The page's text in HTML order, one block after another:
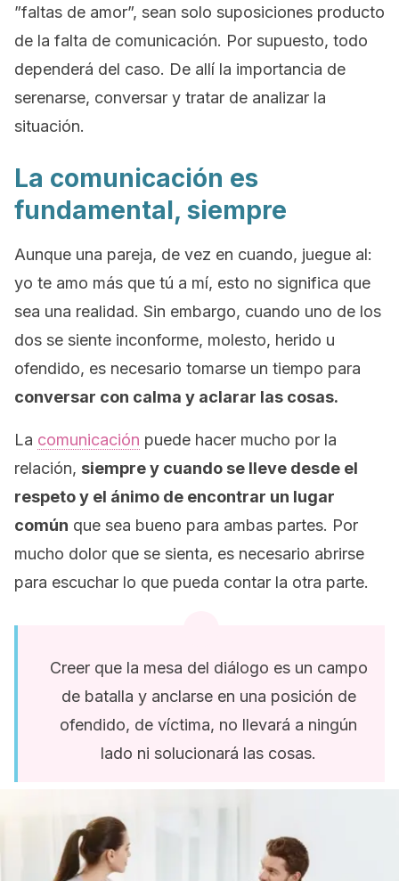
”faltas de amor”, sean solo suposiciones producto
de la falta de comunicación. Por supuesto, todo
dependerá del caso. De allí la importancia de
serenarse, conversar y tratar de analizar la
situación.
La comunicación es
fundamental, siempre
Aunque una pareja, de vez en cuando, juegue al:
yo te amo más que tú a mí, esto no significa que
sea una realidad. Sin embargo, cuando uno de los
dos se siente inconforme, molesto, herido u
ofendido, es necesario tomarse un tiempo para
conversar con calma y aclarar las cosas.
La comunicación puede hacer mucho por la
relación, siempre y cuando se lleve desde el
respeto y el ánimo de encontrar un lugar
común que sea bueno para ambas partes. Por
mucho dolor que se sienta, es necesario abrirse
para escuchar lo que pueda contar la otra parte.
Creer que la mesa del diálogo es un campo
de batalla y anclarse en una posición de
ofendido, de víctima, no llevará a ningún
lado ni solucionará las cosas.